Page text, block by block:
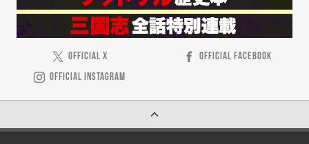
OFFICIAL X
OFFICIAL FACEBOOK
OFFICIAL INSTAGRAM